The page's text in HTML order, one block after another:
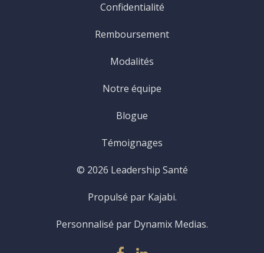
Confidentialité
Remboursement
Modalités
Notre équipe
Blogue
Témoignages
© 2026 Leadership Santé
Propulsé par Kajabi.
Personnalisé par Dynamix Medias.